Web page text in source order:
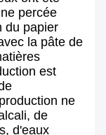
percée
du papier
la pâte de
est
ne
de
d'eaux